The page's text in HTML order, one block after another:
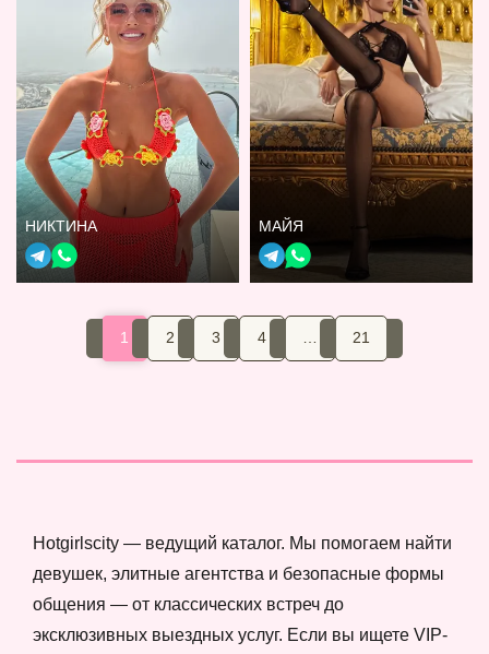
НИКТИНА МАЙЯ
1 2 3 4 21
Hotgirlscity — ведущий каталог. Мы помогаем найти
девушек, элитные агентства и безопасные формы
общения — от классических встреч до
эксклюзивных выездных услуг. Если вы ищете VIP-